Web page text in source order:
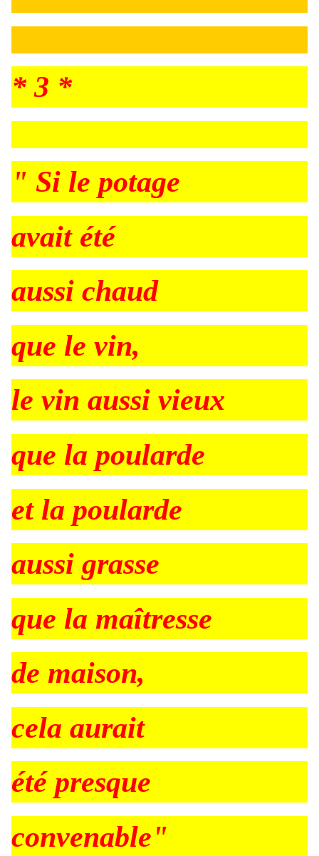
* 3 *
" Si le potage
avait été
aussi chaud
que le vin,
le vin aussi vieux
que la poularde
et la poularde
aussi grasse
que la maîtresse
de maison,
cela aurait
été presque
convenable"